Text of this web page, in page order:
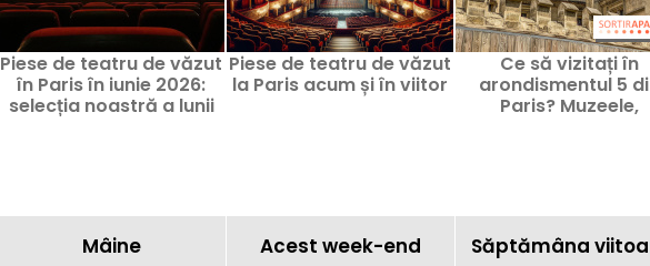
Piese de teatru de văzut
în Paris în iunie 2026:
selecția noastră a lunii
Piese de teatru de văzut
la Paris acum și în viitor
Ce să vizitați în
arondismentul 5
Paris? Muzeele,
Mâine Acest week-end Săptămâna